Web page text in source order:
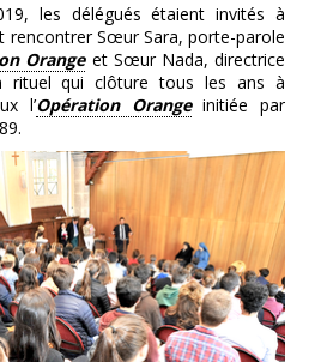
les délégués étaient invités à
rencontrer Sœur Sara, porte-parole
Orange et Sœur Nada, directrice
rituel qui clôture tous les ans à
l’Opération Orangeinitiée par